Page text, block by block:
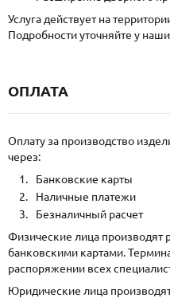
Услуга действует на
Подробности уточняйте у
ОПЛАТА
Оплату за производство
через:
Банковские карты
Наличные платежи
Безналичный расчет
Физические лица производят
банковскими картами.
распоряжении всех
Юридические лица